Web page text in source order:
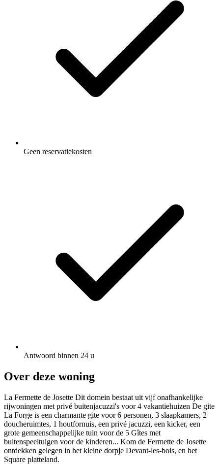
Geen reservatiekosten
Antwoord binnen 24 u
Over deze woning
La Fermette de Josette Dit domein bestaat uit vijf onafhankelijke
rijwoningen met privé buitenjacuzzi's voor 4 vakantiehuizen De gite
La Forge is een charmante gite voor 6 personen, 3 slaapkamers, 2
doucheruimtes, 1 houtfornuis, een privé jacuzzi, een kicker, een
grote gemeenschappelijke tuin voor de 5 Gîtes met
buitenspeeltuigen voor de kinderen... Kom de Fermette de Josette
ontdekken gelegen in het kleine dorpje Devant-les-bois, en het
Square platteland.